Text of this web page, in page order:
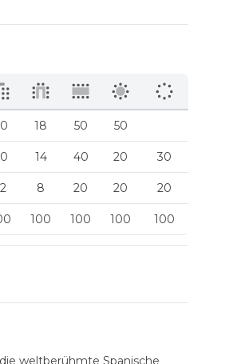
18 50 50
14 40 20 30
8 20 20 20
100 100 100 100
weltberühmte Spanische